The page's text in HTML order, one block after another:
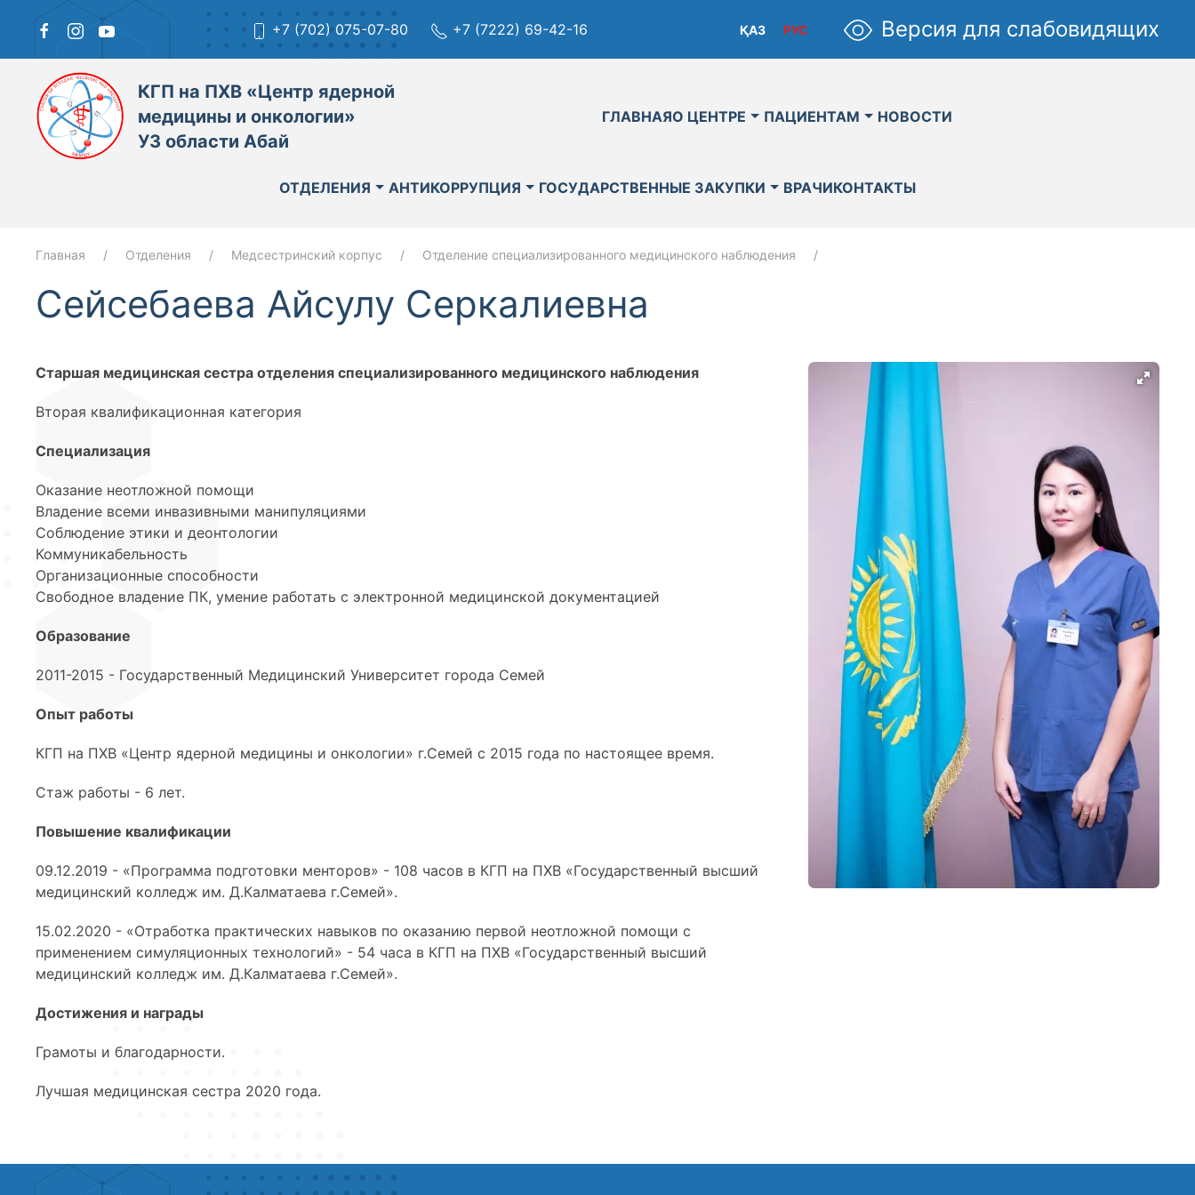
+7 (702) 075-07-80 +7 (7222) 69-42-16 РУС
ҚАЗ Версия для слабовидящих
КГП на ПХВ «Центр ядерной
медицины и онкологии»
УЗ области Абай
ГЛАВНАЯО ЦЕНТРЕ ПАЦИЕНТАМ НОВОСТИ
ОТДЕЛЕНИЯ АНТИКОРРУПЦИЯ ГОСУДАРСТВЕННЫЕ ЗАКУПКИ ВРАЧИКОНТАКТЫ
Главная Отделения Медсестринский корпус Отделение специализированного медицинского наблюдения
Сейсебаева Айсулу Серкалиевна
Старшая медицинская сестра отделения специализированного медицинского наблюдения
Вторая квалификационная категория
Специализация
Оказание неотложной помощи
Владение всеми инвазивными манипуляциями
Соблюдение этики и деонтологии
Коммуникабельность
Организационные способности
Свободное владение ПК, умение работать с электронной медицинской документацией
Образование
2011-2015 - Государственный Медицинский Университет города Семей
Опыт работы
КГП на ПХВ «Центр ядерной медицины и онкологии» г.Семей с 2015 года по настоящее время.
Стаж работы - 6 лет.
Повышение квалификации
09.12.2019 - «Программа подготовки менторов» - 108 часов в КГП на ПХВ «Государственный высший
медицинский колледж им. Д.Калматаева г.Семей».
15.02.2020 - «Отработка практических навыков по оказанию первой неотложной помощи с
применением симуляционных технологий» - 54 часа в КГП на ПХВ «Государственный высший
медицинский колледж им. Д.Калматаева г.Семей».
Достижения и награды
Грамоты и благодарности.
Лучшая медицинская сестра 2020 года.